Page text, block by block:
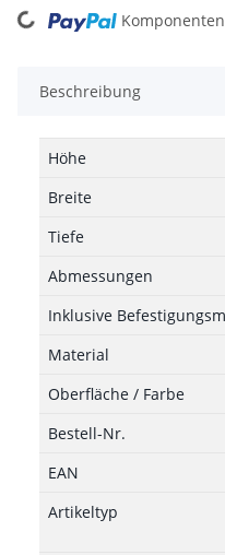
Loading...
Beschreibung
Höhe
Breite
Tiefe
Abmessungen
Inklusive
Material
Oberfläche / Farbe
Bestell-Nr.
EAN
Artikeltyp